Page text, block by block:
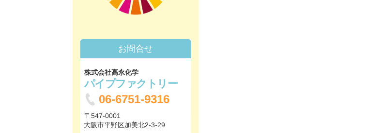
お問合せ
株式会社高永化学
パイプファクトリー
06-6751-9316
〒547-0001
大阪市平野区加美北2-3-29